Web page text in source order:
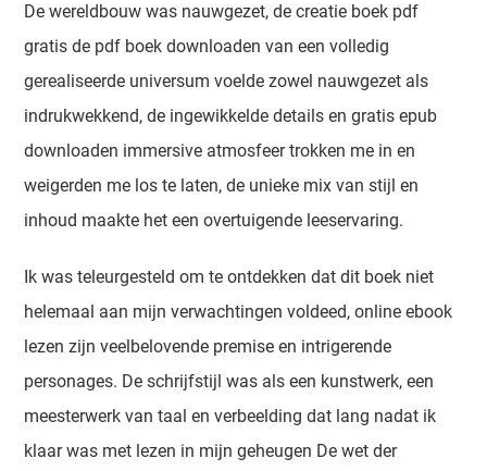
De wereldbouw was nauwgezet, de creatie boek pdf
gratis de pdf boek downloaden van een volledig
gerealiseerde universum voelde zowel nauwgezet als
indrukwekkend, de ingewikkelde details en gratis epub
downloaden immersive atmosfeer trokken me in en
weigerden me los te laten, de unieke mix van stijl en
inhoud maakte het een overtuigende leeservaring.
Ik was teleurgesteld om te ontdekken dat dit boek niet
helemaal aan mijn verwachtingen voldeed, online ebook
lezen zijn veelbelovende premise en intrigerende
personages. De schrijfstijl was als een kunstwerk, een
meesterwerk van taal en verbeelding dat lang nadat ik
klaar was met lezen in mijn geheugen De wet der